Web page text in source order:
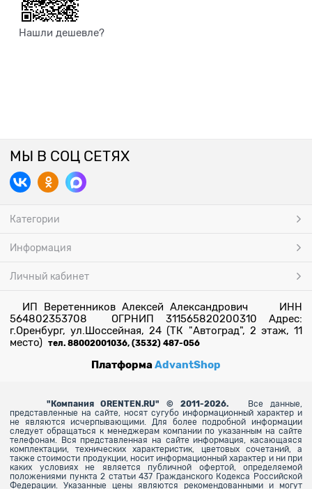
Нашли дешевле?
МЫ В СОЦ СЕТЯХ
Категории
Информация
Личный кабинет
ИП Веретенников Алексей Александрович ИНН
564802353708 ОГРНИП 311565820200310 Адрес:
г.Оренбург, ул.Шоссейная, 24 (ТК "Автоград", 2 этаж, 11
место) тел. 88002001036, (3532) 487-056
ПлатформаAdvantShop
" Компания ORENTEN.RU" © 2011-2026.
Все данные,
представленные на сайте, носят сугубо информационный характер и
не являются исчерпывающими. Для более подробной информации
следует обращаться к менеджерам компании по указанным на сайте
телефонам. Вся представленная на сайте информация, касающаяся
комплектации, технических характеристик, цветовых сочетаний, а
также стоимости продукции, носит информационный характер и ни при
каких условиях не является публичной офертой, определяемой
положениями пункта 2 статьи 437 Гражданского Кодекса Российской
Федерации. Указанные цены являются рекомендованными и могут